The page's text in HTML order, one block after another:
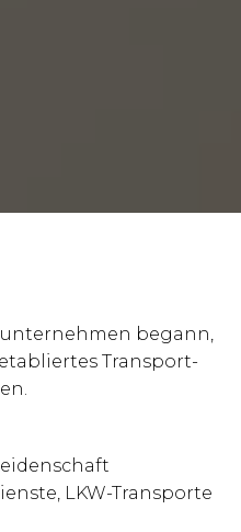
begann,
Transport-
LKW-Transporte